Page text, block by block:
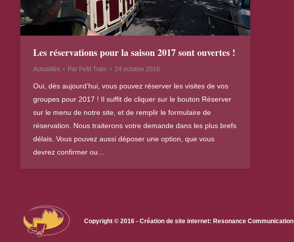
Les réservations pour la saison 2017 sont ouvertes !
Actualités Par Petit Train 24 octobre 2016
Oui, dès aujourd’hui, vous pouvez réserver les visites de vos
groupes pour 2017 ! Il suffit de cliquer sur le bouton Réserver
sur le menu de notre site, et de remplir le formulaire de
réservation. Nous traiterons votre demande dans les plus brefs
délais. Vous pouvez aussi déposer une option, que vous
devrez confirmer ou…
Copyright © 2016 - Création de site internet: Resonance Communication